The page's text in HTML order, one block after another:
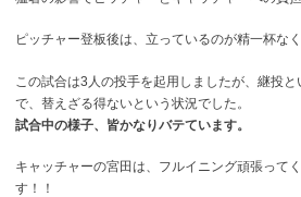
ピッチャー登板後は、立っているのが精一杯な
この試合は3人の投手を起用しましたが、継投
で、替えざる得ないという状況でした。
試合中の様子、皆かなりバテています。
キャッチャーの宮田は、フルイニング頑張って
す！！